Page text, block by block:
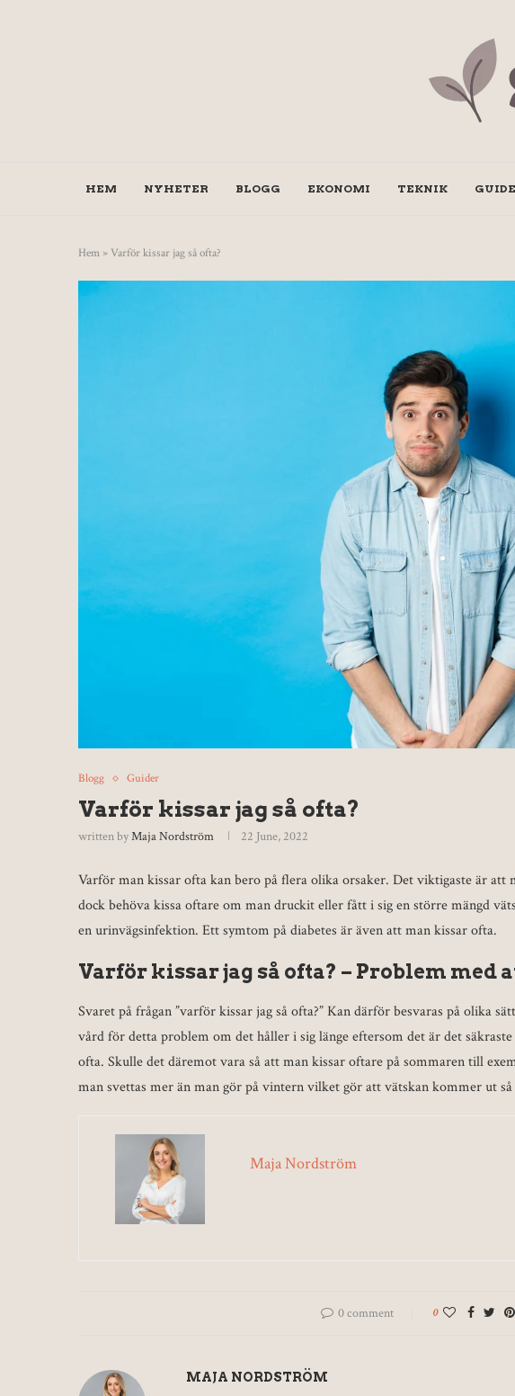
HEM NYHETER BLOGG EKONOMI TEKNIK
Hem»Varför kissar jag så ofta?
Blogg Guider
Varför kissar jag så ofta?
written byMaja Nordström 22 June, 2022
Varför man kissar ofta kan bero på flera olika orsaker. Det viktigaste är att
dock behöva kissa oftare om man druckit eller fått i sig en större mängd
en urinvägsinfektion. Ett symtom på diabetes är även att man kissar ofta.
Varför kissar jag så ofta? – Problem med
Svaret på frågan ”varför kissar jag så ofta?” Kan därför besvaras på olika
vård för detta problem om det håller i sig länge eftersom det är det
ofta. Skulle det däremot vara så att man kissar oftare på sommaren till
man svettas mer än man gör på vintern vilket gör att vätskan kommer ut
Maja Nordström
0 comment 0
MAJA NORDSTRÖM